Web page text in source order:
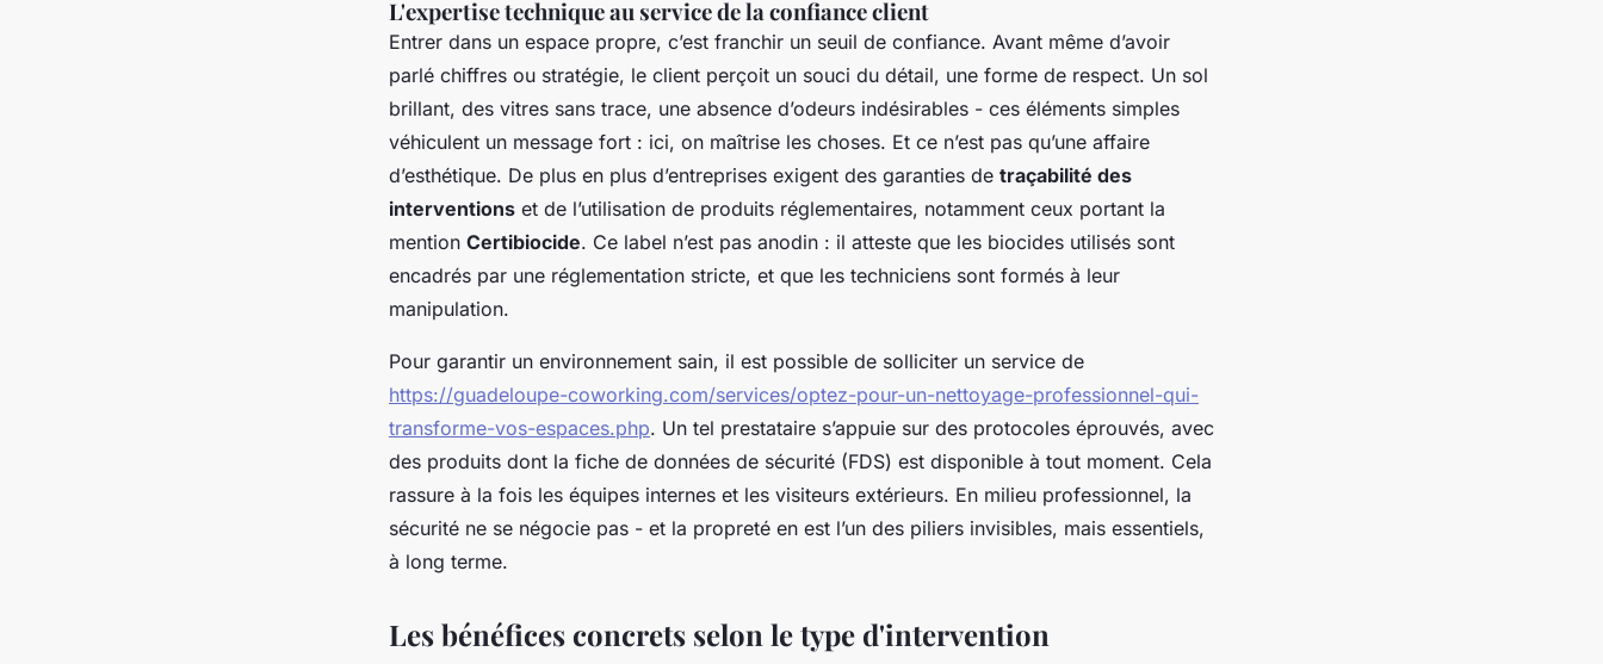
L'expertise technique au service de la confiance client
Entrer dans un espace propre, c’est franchir un seuil de confiance. Avant même d’avoir
parlé chiffres ou stratégie, le client perçoit un souci du détail, une forme de respect. Un sol
brillant, des vitres sans trace, une absence d’odeurs indésirables - ces éléments simples
véhiculent un message fort : ici, on maîtrise les choses. Et ce n’est pas qu’une affaire
d’esthétique. De plus en plus d’entreprises exigent des garanties de traçabilité des
interventions et de l’utilisation de produits réglementaires, notamment ceux portant la
mention Certibiocide. Ce label n’est pas anodin : il atteste que les biocides utilisés sont
encadrés par une réglementation stricte, et que les techniciens sont formés à leur
manipulation.
Pour garantir un environnement sain, il est possible de solliciter un service de
https://guadeloupe-coworking.com/services/optez-pour-un-nettoyage-professionnel-qui-
transforme-vos-espaces.php. Un tel prestataire s’appuie sur des protocoles éprouvés, avec
des produits dont la fiche de données de sécurité (FDS) est disponible à tout moment. Cela
rassure à la fois les équipes internes et les visiteurs extérieurs. En milieu professionnel, la
sécurité ne se négocie pas - et la propreté en est l’un des piliers invisibles, mais essentiels,
à long terme.
Les bénéfices concrets selon le type d'intervention